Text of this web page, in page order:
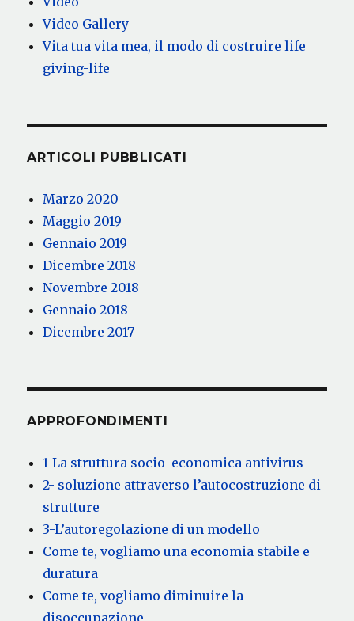
Video Gallery
Vita tua vita mea, il modo di costruire life
giving-life
ARTICOLI PUBBLICATI
Marzo 2020
Maggio 2019
Gennaio 2019
Dicembre 2018
Novembre 2018
Gennaio 2018
Dicembre 2017
APPROFONDIMENTI
1-La struttura socio-economica antivirus
2- soluzione attraverso l’autocostruzione di
strutture
3-L’autoregolazione di un modello
Come te, vogliamo una economia stabile e
duratura
Come te, vogliamo diminuire la
disoccupazione